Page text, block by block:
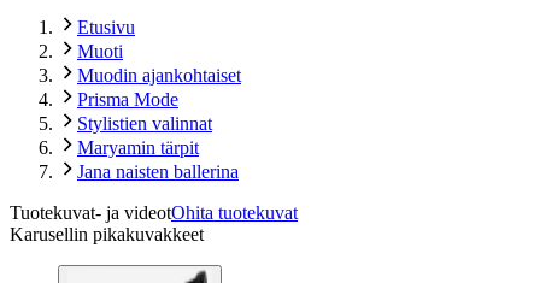
Etusivu
Muoti
Muodin ajankohtaiset
Prisma Mode
Stylistien valinnat
Maryamin tärpit
Jana naisten ballerina
Tuotekuvat- ja videotOhita tuotekuvat
Karusellin pikakuvakkeet